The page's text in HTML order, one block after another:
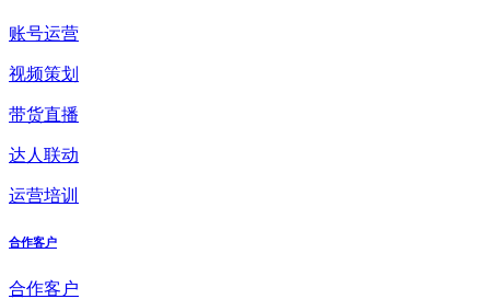
账号运营
视频策划
带货直播
达人联动
运营培训
合作客户
合作客户